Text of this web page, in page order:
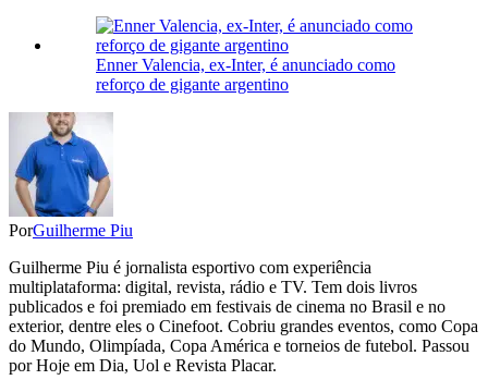
Enner Valencia, ex-Inter, é anunciado como
reforço de gigante argentino
PorGuilherme Piu
Guilherme Piu é jornalista esportivo com experiência
multiplataforma: digital, revista, rádio e TV. Tem dois livros
publicados e foi premiado em festivais de cinema no Brasil e no
exterior, dentre eles o Cinefoot. Cobriu grandes eventos, como Copa
do Mundo, Olimpíada, Copa América e torneios de futebol. Passou
por Hoje em Dia, Uol e Revista Placar.